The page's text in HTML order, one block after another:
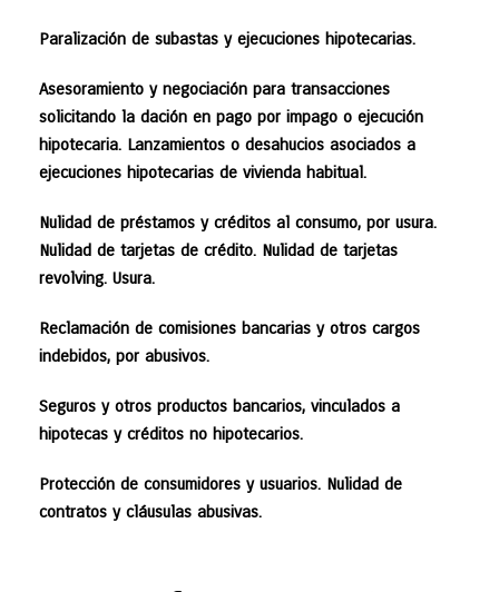
Paralización de subastas y ejecuciones hipotecarias.
Asesoramiento y negociación para transacciones
solicitando la dación en pago por impago o ejecución
hipotecaria. Lanzamientos o desahucios asociados a
ejecuciones hipotecarias de vivienda habitual.
Nulidad de préstamos y créditos al consumo, por usura.
Nulidad de tarjetas de crédito. Nulidad de tarjetas
revolving. Usura.
Reclamación de comisiones bancarias y otros cargos
indebidos, por abusivos.
Seguros y otros productos bancarios, vinculados a
hipotecas y créditos no hipotecarios.
Protección de consumidores y usuarios. Nulidad de
contratos y cláusulas abusivas.